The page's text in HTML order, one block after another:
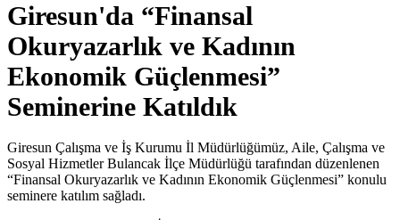
Giresun'da “Finansal
Okuryazarlık ve Kadının
Ekonomik Güçlenmesi”
Seminerine Katıldık
Giresun Çalışma ve İş Kurumu İl Müdürlüğümüz, Aile, Çalışma ve
Sosyal Hizmetler Bulancak İlçe Müdürlüğü tarafından düzenlenen
“Finansal Okuryazarlık ve Kadının Ekonomik Güçlenmesi” konulu
seminere katılım sağladı.